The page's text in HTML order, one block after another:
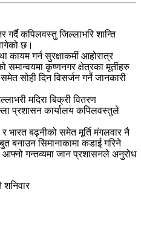
कपिलवस्तु जिल्लाभरि शान्ति
छ।
कायम गर्न सुरक्षाकर्मी आहोरात्र
कृष्णनगर क्षेत्रका मूर्तीहरु
सोही दिन विसर्जन गर्ने जानकारी
मदिरा बिक्री वितरण
प्रशासन कार्यालय कपिलवस्तुले
भारत बढ्नीको समेत मूर्ति मंगलवार नै
बनाउन सिमानाकामा कडाई गरिने
गन्तव्यमा जान प्रशासनले अनुरोध
शनिवार